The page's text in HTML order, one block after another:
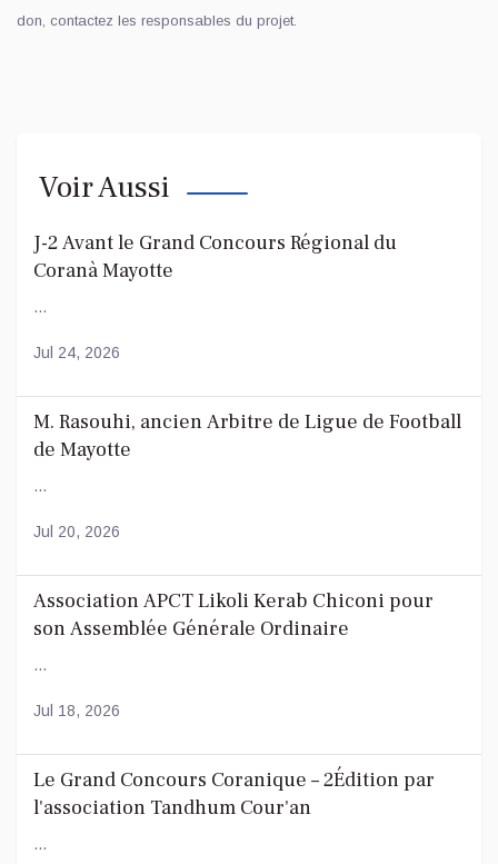
don, contactez les responsables du projet.
Voir Aussi
J-2 Avant le Grand Concours Régional du
Coranà Mayotte
...
Jul 24, 2026
M. Rasouhi, ancien Arbitre de Ligue de Football
de Mayotte
...
Jul 20, 2026
Association APCT Likoli Kerab Chiconi pour
son Assemblée Générale Ordinaire
...
Jul 18, 2026
Le Grand Concours Coranique – 2Édition par
l'association Tandhum Cour'an
...